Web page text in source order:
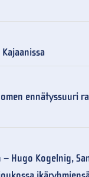
ennätyssuuri
– Hugo Kogelnig,